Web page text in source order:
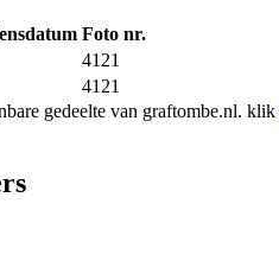
Foto nr.
4121
4121
gedeelte van graftombe.nl. klik